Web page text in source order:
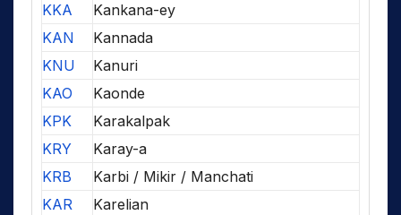
KKA
Kankana-ey
KAN
Kannada
KNU
Kanuri
KAO
Kaonde
KPK
Karakalpak
KRY
Karay-a
KRB
Karbi / Mikir / Manchati
KAR
Karelian